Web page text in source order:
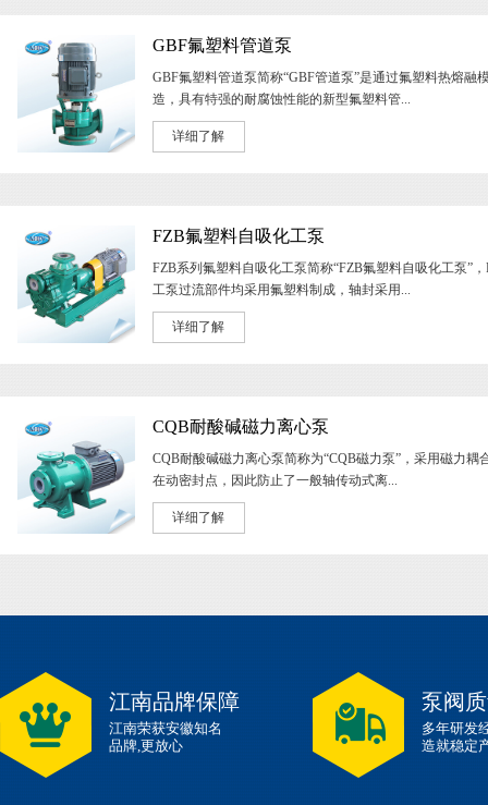
GBF氟塑料管道泵
GBF氟塑料管道泵简称“GBF管道泵”是通过氟塑料热熔融
造，具有特强的耐腐蚀性能的新型氟塑料管...
详细了解
FZB氟塑料自吸化工泵
FZB系列氟塑料自吸化工泵简称“FZB氟塑料自吸化工泵”
工泵过流部件均采用氟塑料制成，轴封采用...
详细了解
CQB耐酸碱磁力离心泵
CQB耐酸碱磁力离心泵简称为“CQB磁力泵”，采用磁力耦
在动密封点，因此防止了一般轴传动式离...
详细了解
江南品牌保障
江南荣获安徽知名
品牌,更放心
泵阀
多年研发
造就稳定